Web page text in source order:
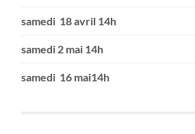
samedi 18 avril 14h
samedi 2 mai 14h
samedi 16 mai14h